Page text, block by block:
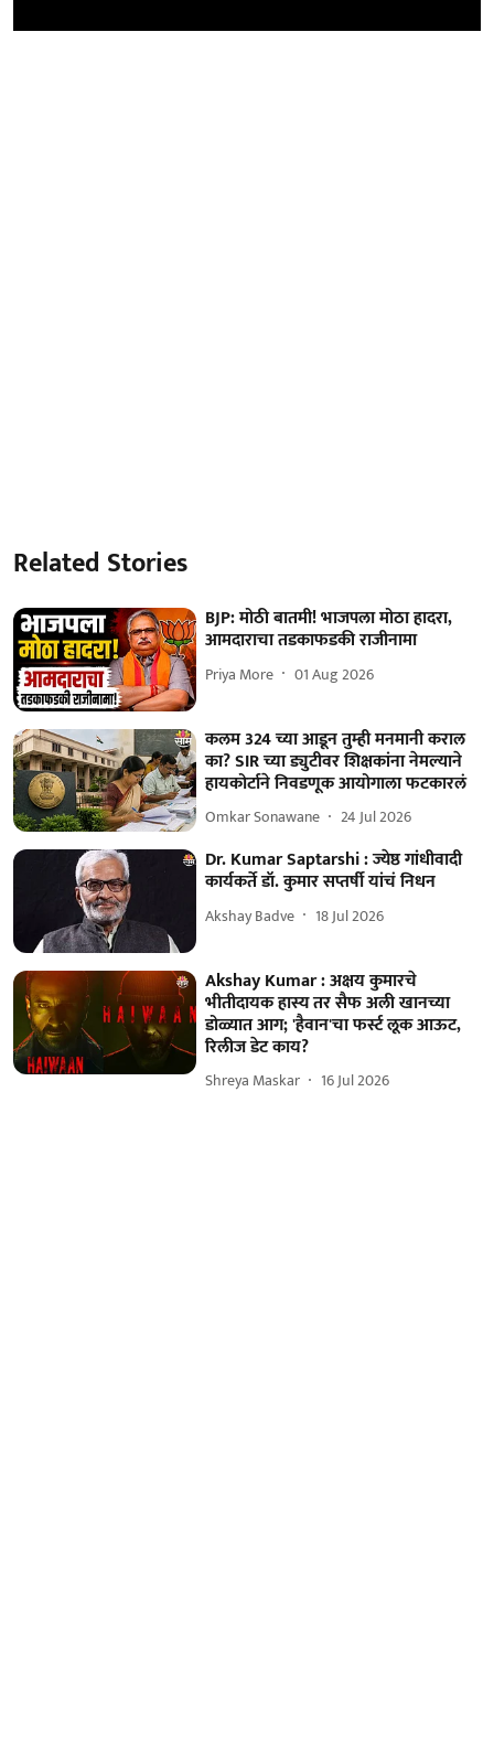
Related Stories
BJP: मोठी बातमी! भाजपला मोठा हादरा,
आमदाराचा तडकाफडकी राजीनामा
Priya More 01 Aug 2026
कलम 324 च्या आडून तुम्ही मनमानी कराल
का? SIR च्या ड्युटीवर शिक्षकांना नेमल्याने
हायकोर्टाने निवडणूक आयोगाला फटकारलं
Omkar Sonawane 24 Jul 2026
Dr. Kumar Saptarshi : ज्येष्ठ गांधीवादी
कार्यकर्ते डॉ. कुमार सप्तर्षी यांचं निधन
Akshay Badve 18 Jul 2026
Akshay Kumar : अक्षय कुमारचे
भीतीदायक हास्य तर सैफ अली खानच्या
डोळ्यात आग; 'हैवान'चा फर्स्ट लूक आऊट,
रिलीज डेट काय?
Shreya Maskar 16 Jul 2026